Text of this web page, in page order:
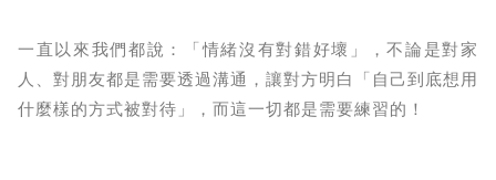
一直以來我們都說：「情緒沒有對錯好壞」，不論是對家
人、對朋友都是需要透過溝通，讓對方明白「自己到底想用
什麼樣的方式被對待」，而這一切都是需要練習的！